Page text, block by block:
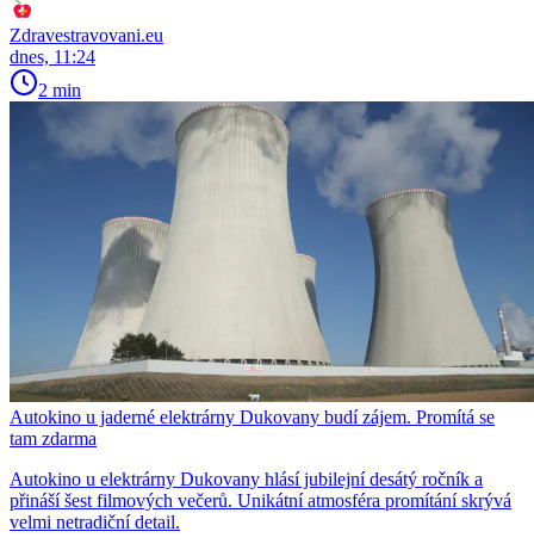
Zdravestravovani.eu
dnes, 11:24
2 min
Autokino u jaderné elektrárny Dukovany budí zájem. Promítá se
tam zdarma
Autokino u elektrárny Dukovany hlásí jubilejní desátý ročník a
přináší šest filmových večerů. Unikátní atmosféra promítání skrývá
velmi netradiční detail.